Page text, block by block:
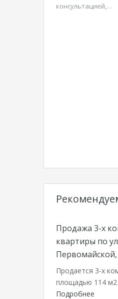
консультацией,…
Продажа 3-х
квартиры по
Первомайской,
Продается 3-х
площадью 114
Подробнее